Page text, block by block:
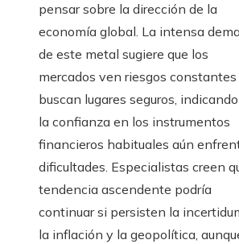
pensar sobre la dirección de la
economía global. La intensa
de este metal sugiere que los
mercados ven riesgos constantes
buscan lugares seguros,
la confianza en los instrumentos
financieros habituales aún
dificultades. Especialistas creen
tendencia ascendente podría
continuar si persisten la
la inflación y la geopolítica,